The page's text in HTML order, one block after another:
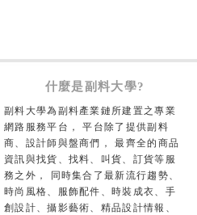
什麼是副料大學?
副料大學為副料產業鏈所建置之專業
網路服務平台， 平台除了提供副料
商、設計師與盤商們， 最齊全的商品
資訊與找貨、找料、叫貨、訂貨等服
務之外， 同時集合了最新流行趨勢、
時尚風格、服飾配件、時裝成衣、手
創設計、攝影藝術、精品設計情報、